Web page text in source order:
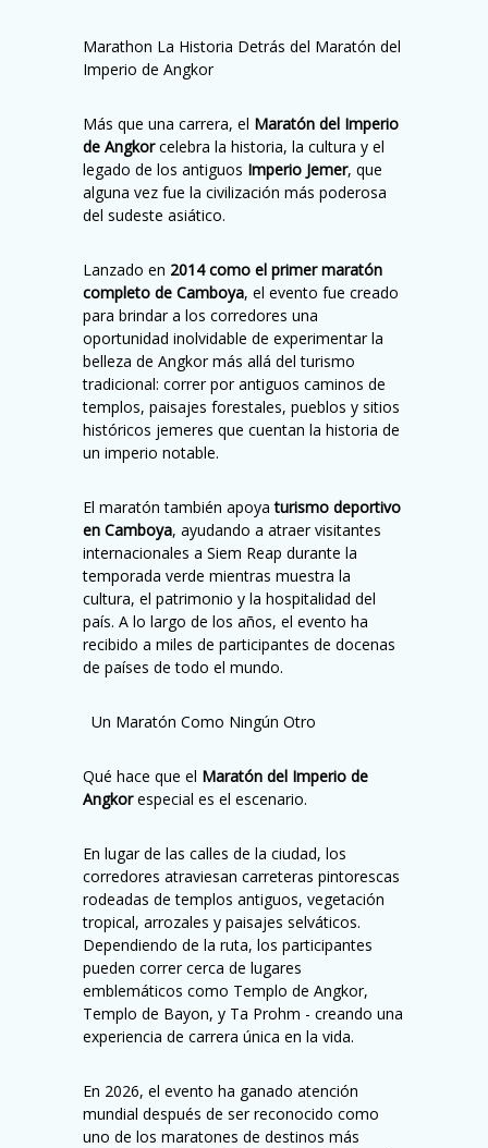
Marathon La Historia Detrás del Maratón del
Imperio de Angkor
Más que una carrera, el Maratón del Imperio
de Angkorcelebra la historia, la cultura y el
legado de los antiguos Imperio Jemer, que
alguna vez fue la civilización más poderosa
del sudeste asiático.
Lanzado en 2014 como el primer maratón
completo de Camboya, el evento fue creado
para brindar a los corredores una
oportunidad inolvidable de experimentar la
belleza de Angkor más allá del turismo
tradicional: correr por antiguos caminos de
templos, paisajes forestales, pueblos y sitios
históricos jemeres que cuentan la historia de
un imperio notable.
El maratón también apoyaturismo deportivo
en Camboya, ayudando a atraer visitantes
internacionales a Siem Reap durante la
temporada verde mientras muestra la
cultura, el patrimonio y la hospitalidad del
país. A lo largo de los años, el evento ha
recibido a miles de participantes de docenas
de países de todo el mundo.
️ ️ Un Maratón Como Ningún Otro
Qué hace que el Maratón del Imperio de
Angkorespecial es el escenario.
En lugar de las calles de la ciudad, los
corredores atraviesan carreteras pintorescas
rodeadas de templos antiguos, vegetación
tropical, arrozales y paisajes selváticos.
Dependiendo de la ruta, los participantes
pueden correr cerca de lugares
emblemáticos como Templo de Angkor,
Templo de Bayon, y Ta Prohm - creando una
experiencia de carrera única en la vida.
En 2026, el evento ha ganado atención
mundial después de ser reconocido como
uno de los maratones de destinos más